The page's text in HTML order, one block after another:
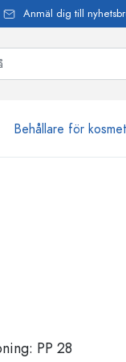
Anmäl dig till
Behållare för
Sprayflaskor